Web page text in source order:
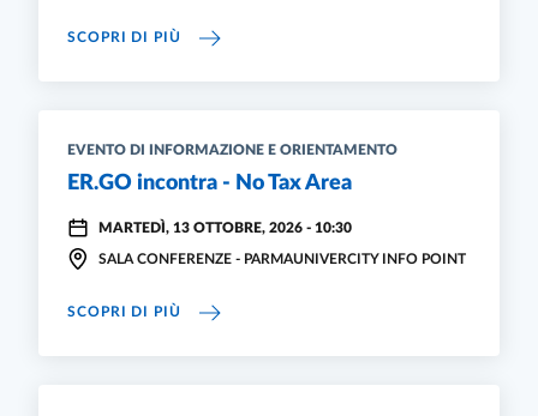
SCOPRI DI PIÙ APRIAMO GLI OCCHI: VEDERCI BENE PER
EVENTO DI INFORMAZIONE E ORIENTAMENTO
ER.GO incontra - No Tax Area
MARTEDÌ, 13 OTTOBRE, 2026 - 10:30
SALA CONFERENZE - PARMAUNIVERCITY INFO POINT
SCOPRI DI PIÙ ER.GO INCONTRA - NO TAX AREA